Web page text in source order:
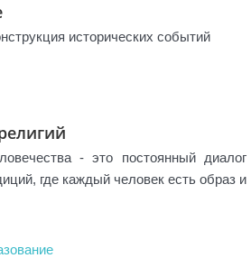
исторических событий
- это постоянный диалог
где каждый человек есть образ и